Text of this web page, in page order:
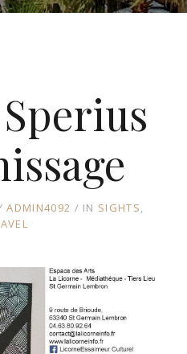
ADMIN4092 IN SIGHTS